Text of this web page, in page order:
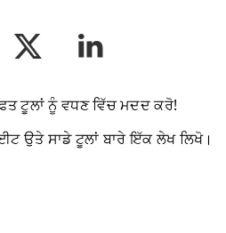
ਟੂਲਾਂ ਨੂੰ ਵਧਣ ਵਿੱਚ ਮਦਦ ਕਰੋ!
ਉਤੇ ਸਾਡੇ ਟੂਲਾਂ ਬਾਰੇ ਇੱਕ ਲੇਖ ਲਿਖੋ।